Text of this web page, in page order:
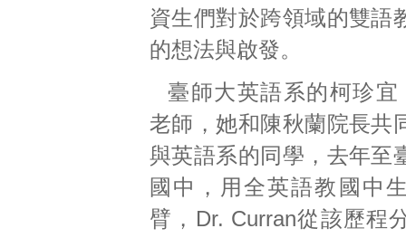
資生們對於跨領域的雙語
的想法與啟發。
臺師大英語系的柯珍宜
老師，她和陳秋蘭院長共
與英語系的同學，去年至
國中，用全英語教國中
臂，Dr. Curran從該歷程